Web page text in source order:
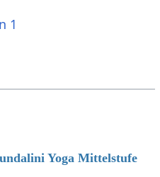
1
Yoga Mittelstufe